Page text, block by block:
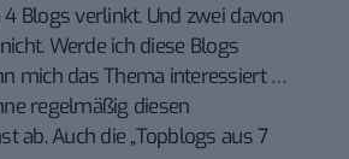
Blogs verlinkt. Und zwei davon
Werde ich diese Blogs
mich das Thema interessiert …
regelmäßig diesen
ab. Auch die „Topblogs aus 7